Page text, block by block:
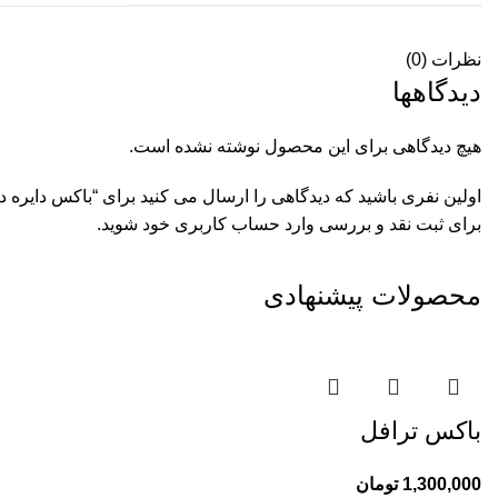
نظرات (0)
دیدگاهها
هیچ دیدگاهی برای این محصول نوشته نشده است.
اولین نفری باشید که دیدگاهی را ارسال می کنید برای “باکس
برای ثبت نقد و بررسی وارد حساب کاربری خود شوید.
محصولات پیشنهادی
باکس ترافل
1,300,000 تومان